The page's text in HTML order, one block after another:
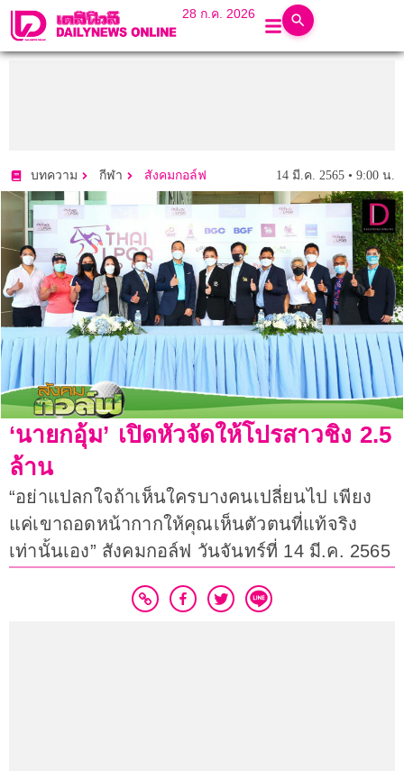
28 ก.ค. 2026
บทความ กีฬา สังคมกอล์ฟ 14 มี.ค. 2565 • 9:00 น.
‘นายกอุ้ม’ เปิดหัวจัดให้โปรสาวชิง 2.5
ล้าน
“อย่าแปลกใจถ้าเห็นใครบางคนเปลี่ยนไป เพียง
แค่เขาถอดหน้ากากให้คุณเห็นตัวตนที่แท้จริง
เท่านั้นเอง” สังคมกอล์ฟ วันจันทร์ที่ 14 มี.ค. 2565